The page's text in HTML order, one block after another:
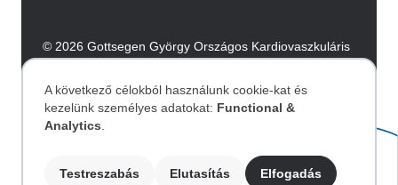
© 2026 Gottsegen György Országos Kardiovaszkuláris
Intézet. Minden jog fenntartva.
Image
Személyes
A következő célokból használunk cookie-kat és
kezelünk személyes adatokat: Functional &
Analytics
Testreszabás Elutasítás Elfogadás